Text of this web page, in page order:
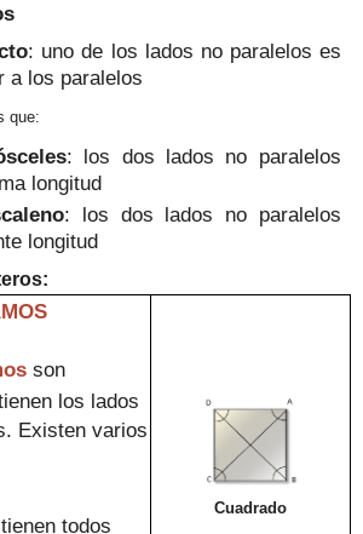
: uno de los lados no paralelos es
a los paralelos
que:
: los dos lados no paralelos
longitud
: los dos lados no paralelos
longitud
:
son
los lados
Existen varios
tienen todos
Cuadrado